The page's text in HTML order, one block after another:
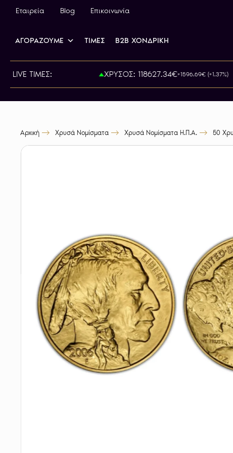
Εταιρεία Blog Επικοινωνία
ΑΓΟΡΑΖΟΥΜΕ ΤΙΜΕΣ B2B ΧΟΝΔΡΙΚΗ
LIVE ΤΙΜΕΣ:
815.00€ ΧΡΥΣΟΣ: 118627.34€+1596.69€ (+1.37%)
Αρχική Χρυσά Νομίσματα Χρυσά Νομίσματα Η.Π.Α. 50